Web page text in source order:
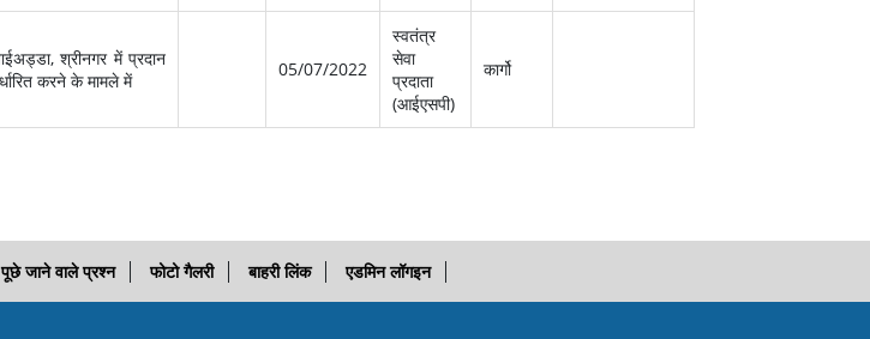
श्रीनगर में प्रदान
करने के मामले में
05/07/2022
स्‍वतंत्र
सेवा
प्रदाता
(आईएसपी)
कार्गो
पूछे जाने वाले प्रश्न फोटो गैलरी बाहरी लिंक एडमिन लॉगइन